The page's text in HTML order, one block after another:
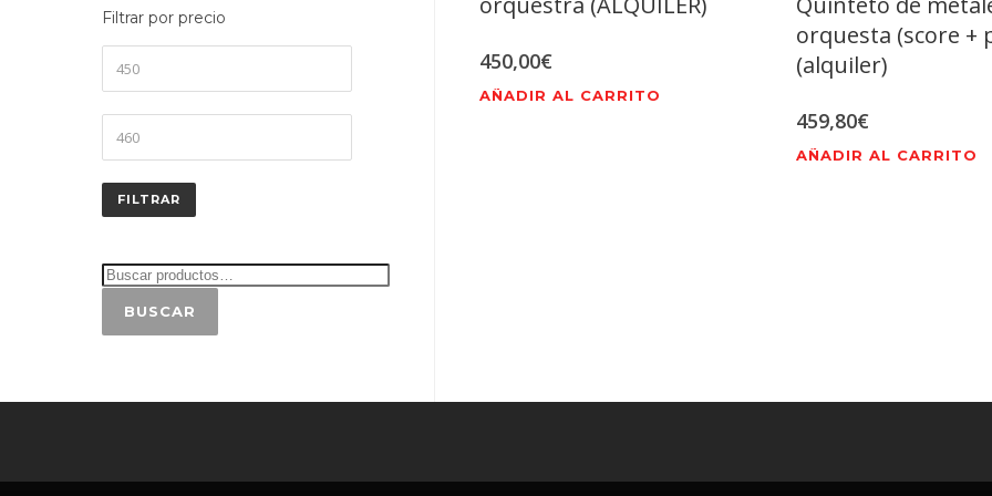
450,00€
AÑADIR AL CARRITO
orquesta (score +
(alquiler)
459,80€
AÑADIR AL CARRITO
Filtrar por precio
FILTRAR
BUSCAR